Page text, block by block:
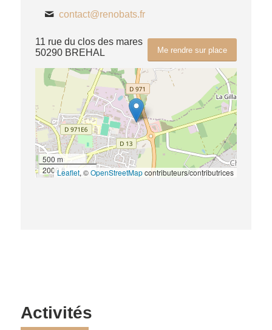
contact@renobats.fr
Me rendre sur place
11 rue du clos des mares
50290 BREHAL
500 m
2000 ftLeaflet, ©OpenStreetMapcontributeurs/contributrices
Activités